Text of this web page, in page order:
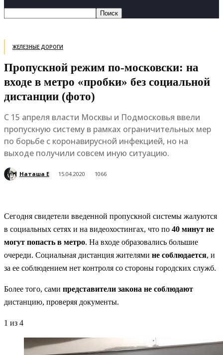
ЖЕЛЕЗНЫЕ ДОРОГИ
Пропускной режим по-московски: на
входе в метро «пробки» без социальной
дистанции (фото)
С 15 апреля власти Москвы и Подмосковья ввели
пропускную систему в рамках ограничительных мер
по борьбе с коронавирусной инфекцией, но на
выходе получили совсем иную ситуацию.
Наташа Е 15.04.2020 1066
Сегодня свидетели введенной пропускной системы жалуются
в социальных сетях и на видеохостингах, что по 40 минут не
могут попасть в метро. На входе образовались большие
очереди. Социальная дистанция жителями не соблюдается, и
за ее соблюдением нет контроля со стороны городских служб.
Более того, сами представители закона не соблюдают
дистанцию, проверяя документы.
1 из 4